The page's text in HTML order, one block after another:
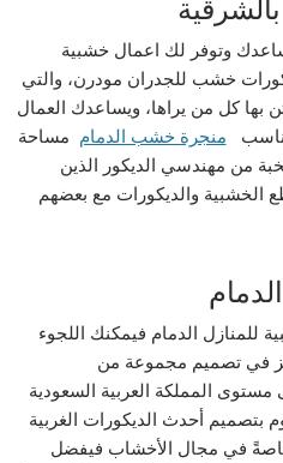
وتوفر لك اعمال خشبية
خشب للجدران مودرن، والتي
كل من يراها، ويساعدك العمال
منجرة خشب الدمام مساحة
من مهندسي الديكور الذين
الخشبية والديكورات مع بعضهم
للمنازل الدمام فيمكنك اللجوء
في تصميم مجموعة من
المملكة العربية السعودية
بتصميم أحدث الديكورات الغربية
في مجال الأخشاب فيفضل